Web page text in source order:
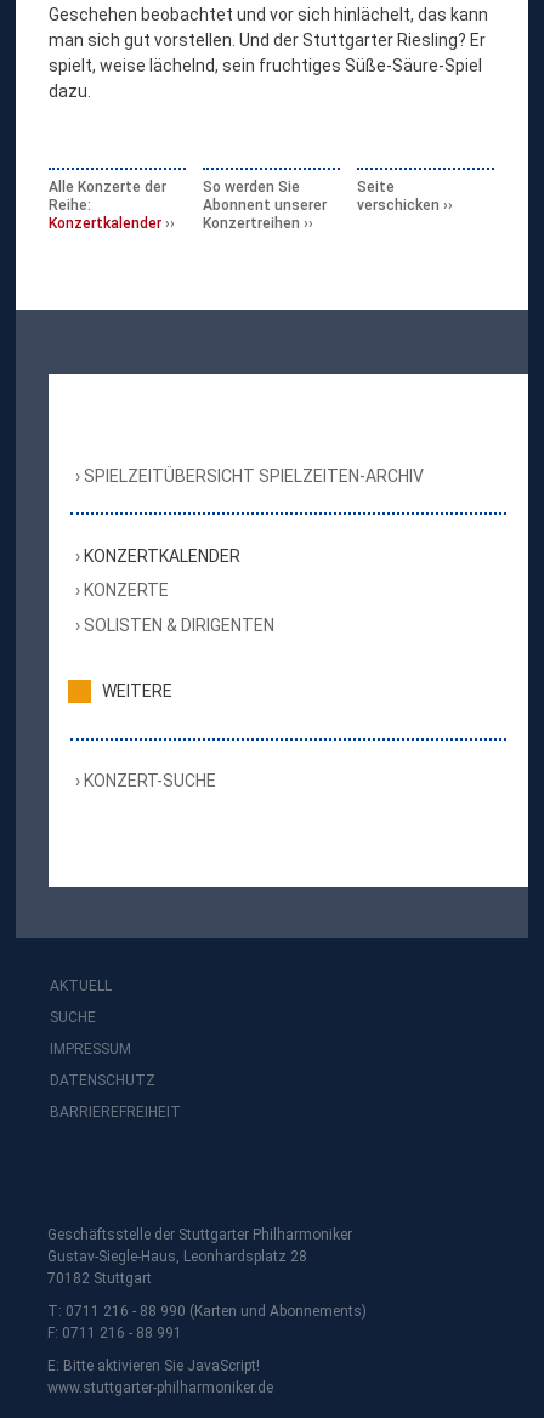
Geschehen beobachtet und vor sich hinlächelt, das kann
man sich gut vorstellen. Und der Stuttgarter Riesling? Er
spielt, weise lächelnd, sein fruchtiges Süße-Säure-Spiel
dazu.
Alle Konzerte der
Reihe:
Konzertkalender
So werden Sie
Abonnent unserer
Konzertreihen
Seite
verschicken
SPIELZEITÜBERSICHT SPIELZEITEN-ARCHIV
KONZERTKALENDER
KONZERTE
SOLISTEN & DIRIGENTEN
WEITERE
KONZERT-SUCHE
AKTUELL
SUCHE
IMPRESSUM
DATENSCHUTZ
BARRIEREFREIHEIT
Geschäftsstelle der Stuttgarter Philharmoniker
Gustav-Siegle-Haus, Leonhardsplatz 28
70182 Stuttgart
T: 0711 216 - 88 990 (Karten und Abonnements)
F: 0711 216 - 88 991
E: Bitte aktivieren Sie JavaScript!
www.stuttgarter-philharmoniker.de